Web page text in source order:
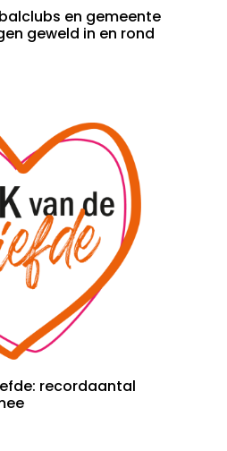
en gemeente
geweld in en rond
recordaantal